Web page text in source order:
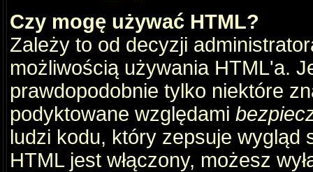
Czy mogę używać HTML?
Zależy to od decyzji
możliwością używania HTML'a.
prawdopodobnie tylko niektóre
podyktowane względami
ludzi kodu, który zepsuje wygląd
HTML jest włączony, możesz